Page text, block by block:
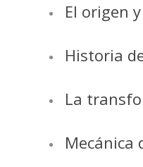
El origen
Historia
La
Mecánica